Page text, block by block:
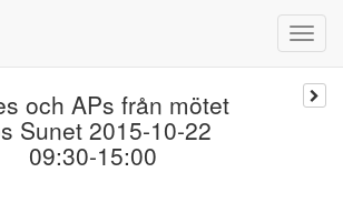
och APs från mötet
Sunet 2015-10-22
09:30-15:00